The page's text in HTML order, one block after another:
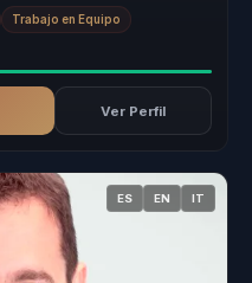
Trabajo en Equipo
Ver Perfil
ES EN IT